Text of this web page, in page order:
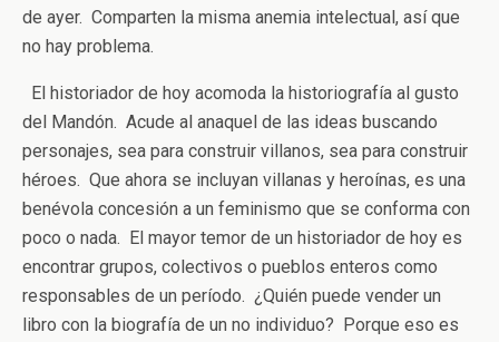
de ayer. Comparten la misma anemia intelectual, así que
no hay problema.
El historiador de hoy acomoda la historiografía al gusto
del Mandón. Acude al anaquel de las ideas buscando
personajes, sea para construir villanos, sea para construir
héroes. Que ahora se incluyan villanas y heroínas, es una
benévola concesión a un feminismo que se conforma con
poco o nada. El mayor temor de un historiador de hoy es
encontrar grupos, colectivos o pueblos enteros como
responsables de un período. ¿Quién puede vender un
libro con la biografía de un no individuo? Porque eso es